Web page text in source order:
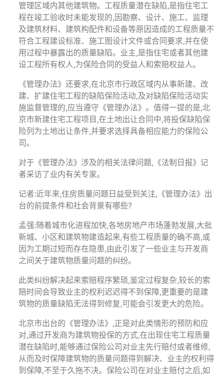
管理区域内其他建筑物。工程质量潜在缺陷,是指住宅工
程在竣工验收时未能发现的,因勘察、设计、施工、监理
及建筑材料、建筑构配件和设备等原因造成的工程质量不
符合工程建设标准、施工图设计文件或合同要求,并在使
用过程中暴露出的质量缺陷。业主,是指住宅或者其他建
设工程所有权人,为保险合同的受益人和索赔权益人。
《管理办法》还要求,在北京市行政区域内从事新建、改
建、扩建住宅工程的缺陷保险活动,及对缺陷保险活动实
施监督管理的,应当遵守《管理办法》。值得一提的是,北
京市新建住宅工程项目,在土地出让合同中,将投保缺陷保
险列为土地出让条件,并要求选择具备相应能力的保险公
司。
对于《管理办法》涉及的相关法律问题,《法制日报》记
者采访了业内有关专家。
记者:近年来,住房质量问题日益受到关注,《管理办法》出
台的前提条件和社会背景有哪些?
孟强:随着城市化进程加快,各地房地产市场蓬勃发展,大批
新城、小区和建筑物建造起来,有些工程质量的确不高,或
因为工期过短而存在隐患,由此引发了一些业主与开发商
之间关于建筑物质量问题的纠纷。
此类纠纷解决起来索赔程序繁琐,鉴定过程复杂,较长的索
赔时间会导致业主的权利迟迟得不到保障,更重要的是建
筑物的质量缺陷无法得到修复,可能会引发更大的危险。
北京市出台的《管理办法》,正是对此类情形的预防和应
对,通过开发商为建筑物投保的方式,在出现住宅工程质量
潜在缺陷时,能够通过保险公司对业主先行赔付或者维修,
从而及时保障建筑物的质量问题得到解决、业主的权利得
到保障,不至于久拖不决。保险公司在对业主赔付之后,如